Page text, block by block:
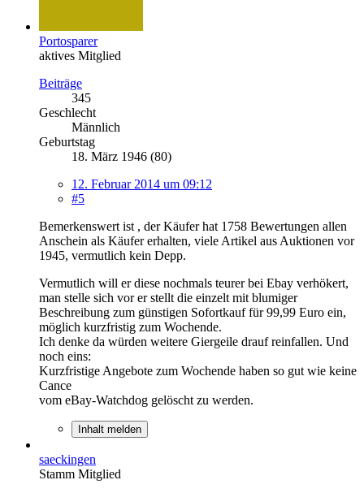
Portosparer
aktives Mitglied
Beiträge
345
Geschlecht
Männlich
Geburtstag
18. März 1946 (80)
12. Februar 2014 um 09:12
#5
Bemerkenswert ist , der Käufer hat 1758 Bewertungen allen
Anschein als Käufer erhalten, viele Artikel aus Auktionen vor
1945, vermutlich kein Depp.
Vermutlich will er diese nochmals teurer bei Ebay verhökert,
man stelle sich vor er stellt die einzelt mit blumiger
Beschreibung zum günstigen Sofortkauf für 99,99 Euro ein,
möglich kurzfristig zum Wochende.
Ich denke da würden weitere Giergeile drauf reinfallen. Und
noch eins:
Kurzfristige Angebote zum Wochende haben so gut wie keine
Cance
vom eBay-Watchdog gelöscht zu werden.
Inhalt melden
saeckingen
Stamm Mitglied